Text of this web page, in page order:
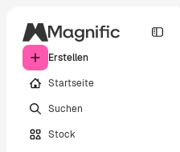
Erstellen
Startseite
Suchen
Stock